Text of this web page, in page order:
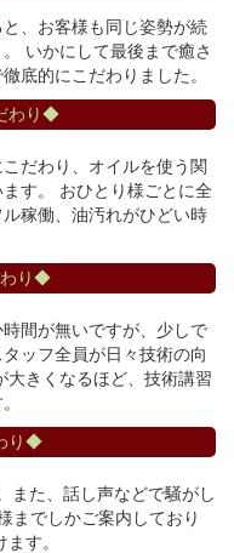
、お客様も同じ姿勢が続
いかにして最後まで癒さ
底的にこだわりました。
わり◆
だわり、オイルを使う関
す。 おひとり様ごとに全
稼働、油汚れがひどい時
り◆
間が無いですが、少しで
ッフ全員が日々技術の向
大きくなるほど、技術講習
り◆
また、話し声などで騒がし
までしかご案内しており
す。